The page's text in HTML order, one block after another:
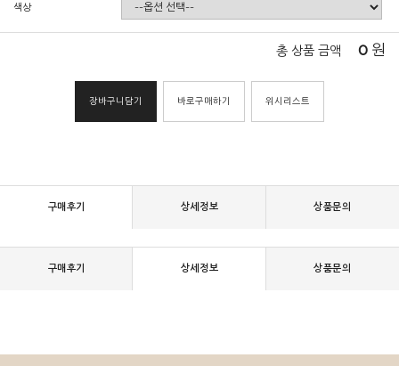
색상
총 상품 금액 0 원
장바구니담기 바로구매하기 위시리스트
구매후기 상세정보 상품문의
구매후기 상세정보 상품문의